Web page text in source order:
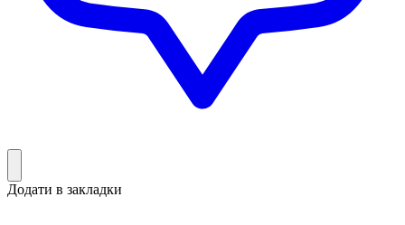
Додати в закладки